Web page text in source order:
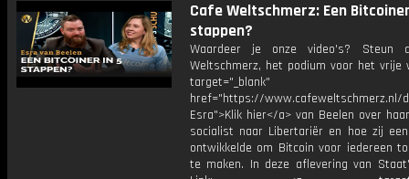
Cafe Weltschmerz: Een
stappen?
Waardeer je onze video's? Steun
Weltschmerz, het podium voor het vrije
target="_blank"
href="https://www.cafeweltschmerz.nl/
Esra">Klik hier</a> van Beelen over
socialist naar Libertariër en hoe zij
ontwikkelde om Bitcoin voor iedereen
te maken. In deze aflevering van